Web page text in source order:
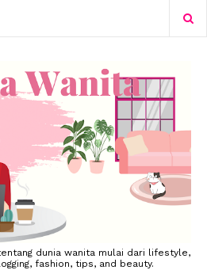
dunia wanita mulai dari lifestyle,
fashion, tips, and beauty.